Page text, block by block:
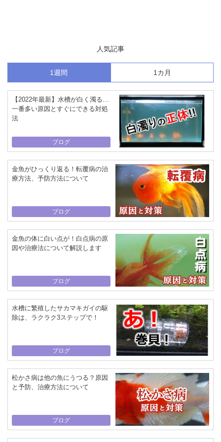
人気記事
1週間 1カ月
【2022年最新】水槽が白く濁る…
一番多い原因とすぐにできる対処
法
ブログ
金魚がひっくり返る！転覆病の治
療方法、予防方法について
ブログ
金魚の体に白い点が！白点病の原
因や治療法について解説します
ブログ
水槽に繁殖したサカマキガイの駆
除は、ラクラク3ステップで！
ブログ
松かさ病は他の魚にうつる？原因
と予防、治療方法について
ブログ